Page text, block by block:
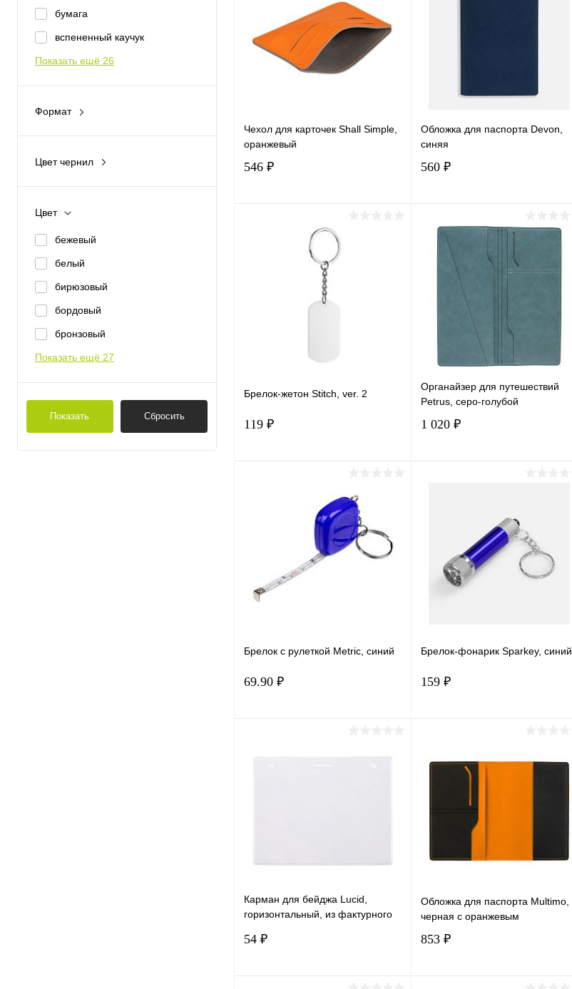
бумага
вспененный каучук
Показать ещё 26
Формат
Цвет чернил
Цвет
бежевый
белый
бирюзовый
бордовый
бронзовый
Показать ещё 27
Показать Сбросить
Купить в 1 клик Сравнение
В избранное В наличии
Чехол для карточек Shall Simple,
оранжевый
546 ₽
В корзину
Купить в 1 клик
Обложка для паспорта Devon,
синяя
560 ₽
В корзину
Купить в 1 клик
Брелок-жетон Stitch, ver. 2
119 ₽
Купить в 1 клик Сравнение
В наличии
Органайзер для путешествий
Petrus, серо-голубой
1 020 ₽
Купить в 1 клик
В избранное В наличии
Брелок с рулеткой Metric, синий
69.90 ₽
Брелок-фонарик Sparkey, синий
159 ₽
Купить в 1 клик Сравнение
В избранное В наличии
Карман для бейджа Lucid,
горизонтальный, из фактурного
54 ₽
Обложка для паспорта Multimo,
черная с оранжевым
853 ₽